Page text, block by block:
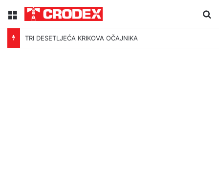
Menu
TRI DESETLJEĆA KRIKOVA OČAJNIKA